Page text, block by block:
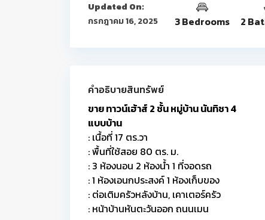
Updated On:
กรกฎาคม 16, 2025
3 Bedrooms 2
คำอธิบายสินทรัพย์
ขาย ทาวน์เฮ้าส์ 2 ชั้น หมู่บ้าน นันทิชา 4
แบบบ้าน
: เนื้อที่ 17 ตร.วา
: พื้นที่ใช้สอย 80 ตร. ม.
: 3 ห้องนอน 2 ห้องน้ำ 1 ที่จอดรถ
: 1 ห้องเอนกประสงค์ 1 ห้องเก็บของ
: ต่อเติมครัวหลังบ้าน, เคาเตอร์ครัว
: หน้าบ้านหันตะวันออก ถนนเมน